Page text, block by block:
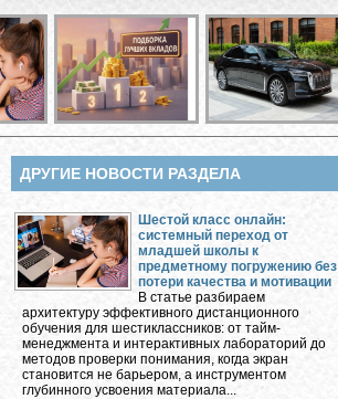
ДРУГИЕ НОВОСТИ РАЗДЕЛА
Шестой класс онлайн:
системный переход от
младшей школы к
предметному погружению без
потери качества и мотивации
В статье разбираем
архитектуру эффективного дистанционного
обучения для шестиклассников: от тайм-
менеджмента и интерактивных лабораторий до
методов проверки понимания, когда экран
становится не барьером, а инструментом
глубинного усвоения материала...